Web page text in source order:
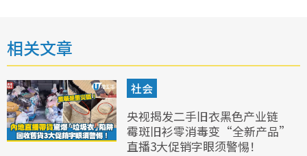
相关文章
社会
央视揭发二手旧衣黑色产业链
霉斑旧衫零消毒变“全新产品”
直播3大促销字眼须警惕！